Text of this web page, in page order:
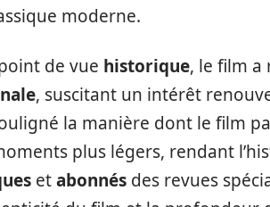
moderne.
de vue historique, le film a
, suscitant un intérêt
la manière dont le film
plus légers, rendant
etabonnés des revues